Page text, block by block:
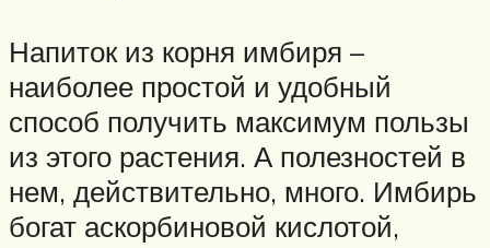
Напиток из корня имбиря –
наиболее простой и удобный
способ получить максимум пользы
из этого растения. А полезностей в
нем, действительно, много. Имбирь
богат аскорбиновой кислотой,